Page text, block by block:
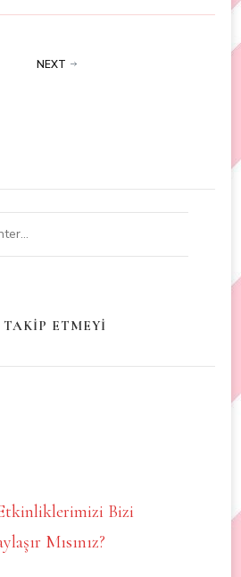
NEXT
TAKİP ETMEYİ
Bizi
Mısınız?